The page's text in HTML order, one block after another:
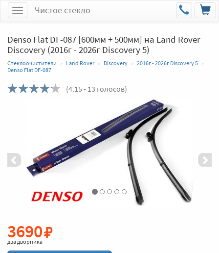
МенюЧистое стекло
Denso Flat DF-087 [600мм + 500мм] на Land Rover
Discovery (2016г - 2026г Discovery 5)
Стеклоочистители Land Rover Discovery
2016г - 2026г Discovery 5
Denso Flat DF-087
(4.15 - 13 голосов)
3690
два дворника